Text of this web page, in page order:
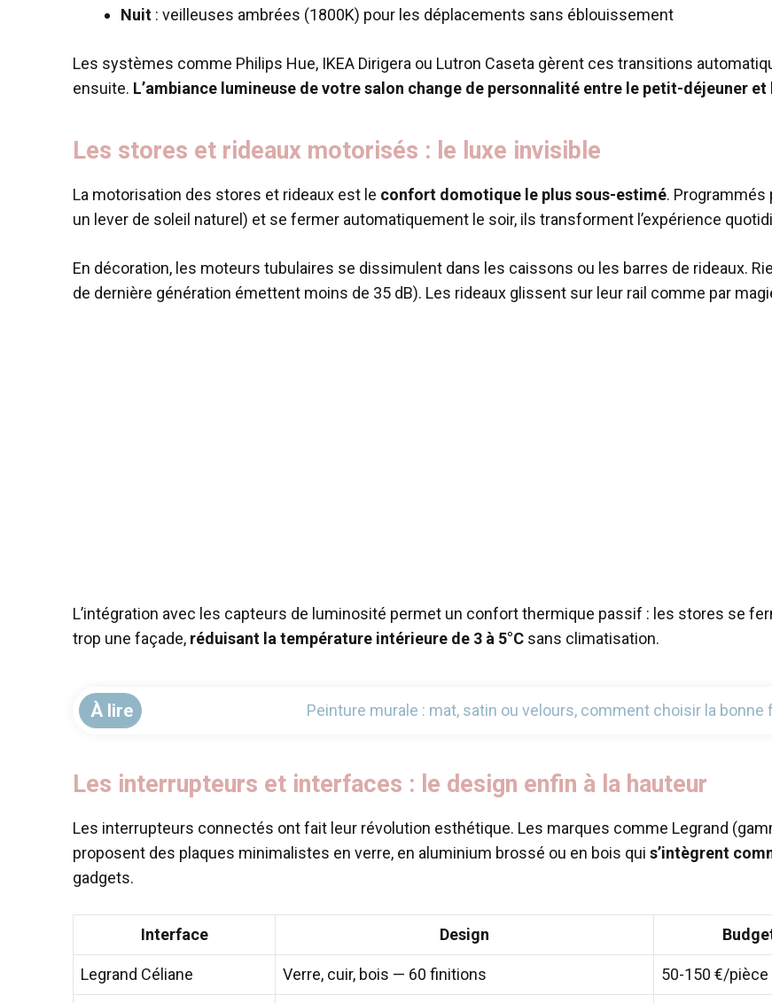
Nuit : veilleuses ambrées (1800K) pour les déplacements sans éblouissement
Les systèmes comme Philips Hue, IKEA Dirigera ou Lutron Caseta gèrent ces transitions
ensuite. L’ambiance lumineuse de votre salon change de personnalité entre le petit-déjeuner et
Les stores et rideaux motorisés : le luxe invisible
La motorisation des stores et rideaux est le confort domotique le plus sous-estimé. Programmés
un lever de soleil naturel) et se fermer automatiquement le soir, ils transforment l’expérience
En décoration, les moteurs tubulaires se dissimulent dans les caissons ou les barres de rideaux.
de dernière génération émettent moins de 35 dB). Les rideaux glissent sur leur rail comme par
L’intégration avec les capteurs de luminosité permet un confort thermique passif : les stores se
trop une façade, réduisant la température intérieure de 3 à 5°C sans climatisation.
À lire Peinture murale : mat, satin ou velours, comment choisir la bonne
Les interrupteurs et interfaces : le design enfin à la hauteur
Les interrupteurs connectés ont fait leur révolution esthétique. Les marques comme Legrand
proposent des plaques minimalistes en verre, en aluminium brossé ou en bois qui s’intègrent
gadgets.
Interface Design
Legrand Céliane Verre, cuir, bois — 60 finitions 50-150 €/pièce